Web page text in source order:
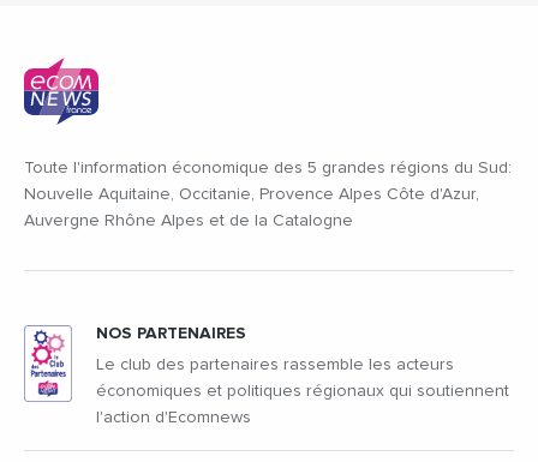
Toute l'information économique des 5 grandes régions du Sud:
Nouvelle Aquitaine, Occitanie, Provence Alpes Côte d'Azur,
Auvergne Rhône Alpes et de la Catalogne
NOS PARTENAIRES
Le club des partenaires rassemble les acteurs
économiques et politiques régionaux qui soutiennent
l'action d'Ecomnews